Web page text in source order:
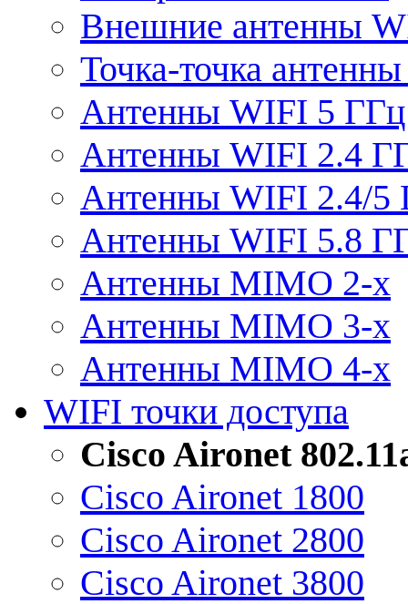
Внешние антенны
Точка-точка
Антенны WIFI 5 ГГц
Антенны WIFI 2.4
Антенны WIFI 2.4/5
Антенны WIFI 5.8
Антенны MIMO 2-x
Антенны MIMO 3-x
Антенны MIMO 4-x
WIFI точки доступа
Cisco Aironet
Cisco Aironet 1800
Cisco Aironet 2800
Cisco Aironet 3800